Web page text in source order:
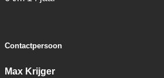
Contactpersoon
Max Krijger